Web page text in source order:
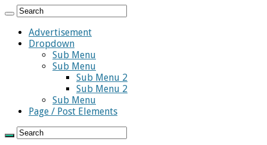
Advertisement
Dropdown
Sub Menu
Sub Menu
Sub Menu 2
Sub Menu 2
Sub Menu
Page / Post Elements